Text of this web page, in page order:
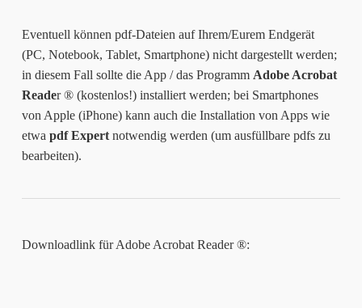
Eventuell können pdf-Dateien auf Ihrem/Eurem Endgerät
(PC, Notebook, Tablet, Smartphone) nicht dargestellt werden;
in diesem Fall sollte die App / das Programm Adobe Acrobat
Reader ® (kostenlos!) installiert werden; bei Smartphones
von Apple (iPhone) kann auch die Installation von Apps wie
etwa pdf Expertnotwendig werden (um ausfüllbare pdfs zu
bearbeiten).
Downloadlink für Adobe Acrobat Reader ®: